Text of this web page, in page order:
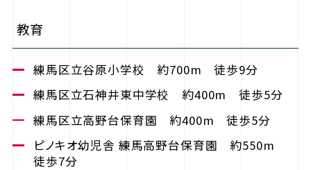
教育
練馬区立谷原小学校 約700m 徒歩9分
練馬区立石神井東中学校 約400m 徒歩5分
練馬区立高野台保育園 約400m 徒歩5分
ピノキオ幼児舎 練馬高野台保育園 約550m
徒歩7分